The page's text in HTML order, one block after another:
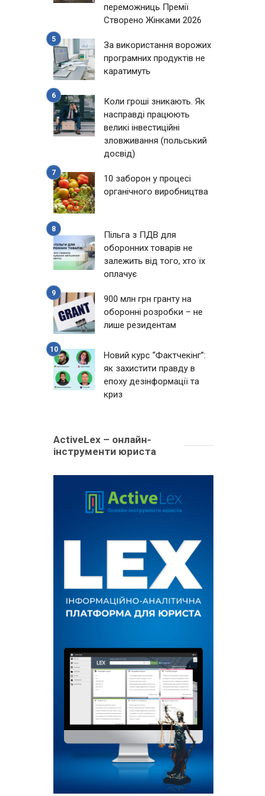
переможниць Премії
Створено Жінками 2026
За використання ворожих
програмних продуктів не
каратимуть
Коли гроші зникають. Як
насправді працюють
великі інвестиційні
зловживання (польський
досвід)
10 заборон у процесі
органічного виробництва
Пільга з ПДВ для
оборонних товарів не
залежить від того, хто їх
оплачує
900 млн грн гранту на
оборонні розробки – не
лише резидентам
Новий курс “Фактчекінг”:
як захистити правду в
епоху дезінформації та
криз
ActiveLex – онлайн-
інструменти юриста